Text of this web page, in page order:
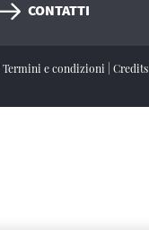
CONTATTI
Termini e condizioni Credits